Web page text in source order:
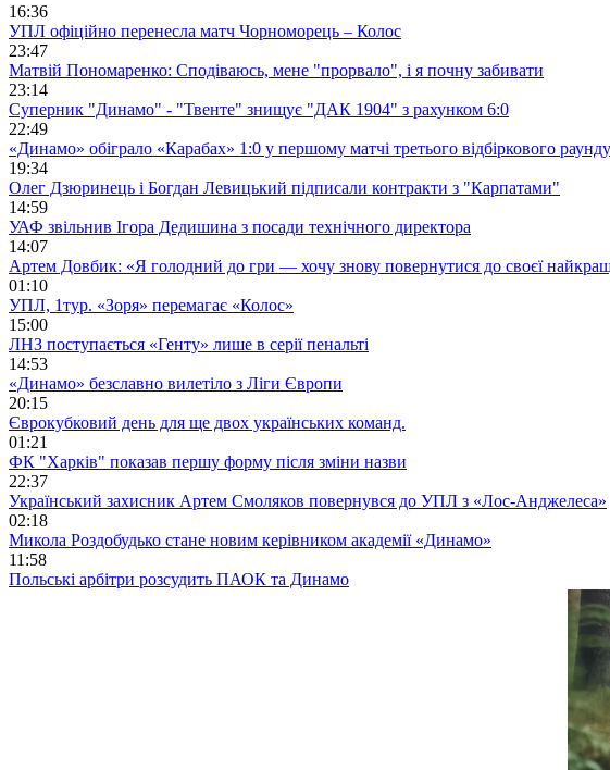
16:36
УПЛ офіційно перенесла матч Чорноморець – Колос
23:47
Матвій Пономаренко: Сподіваюсь, мене "прорвало", і я почну забивати
23:14
Суперник "Динамо" - "Твенте" знищує "ДАК 1904" з рахунком 6:0
22:49
«Динамо» обіграло «Карабах» 1:0 у першому матчі третього відбіркового
19:34
Олег Дзюринець і Богдан Левицький підписали контракти з "Карпатами"
14:59
УАФ звільнив Ігора Дедишина з посади технічного директора
14:07
Артем Довбик: «Я голодний до гри — хочу знову повернутися до своєї
01:10
УПЛ, 1тур. «Зоря» перемагає «Колос»
15:00
ЛНЗ поступається «Генту» лише в серії пенальті
14:53
«Динамо» безславно вилетіло з Ліги Європи
20:15
Єврокубковий день для ще двох українських команд.
01:21
ФК "Харків" показав першу форму після зміни назви
22:37
Український захисник Артем Смоляков повернувся до УПЛ з «Лос-Анджелеса»
02:18
Микола Роздобудько стане новим керівником академії «Динамо»
11:58
Польські арбітри розсудить ПАОК та Динамо